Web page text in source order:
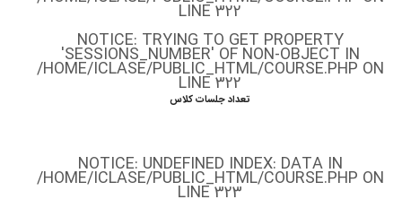
LINE322
NOTICE: TRYING TO GET PROPERTY
'SESSIONS_NUMBER' OF NON-OBJECT IN
/HOME/ICLASE/PUBLIC_HTML/COURSE.PHP ON
LINE322
تعداد جلسات کلاس
NOTICE: UNDEFINED INDEX: DATA IN
/HOME/ICLASE/PUBLIC_HTML/COURSE.PHP ON
LINE323